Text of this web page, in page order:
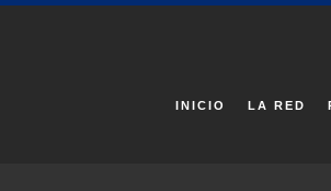
INICIO LA RED